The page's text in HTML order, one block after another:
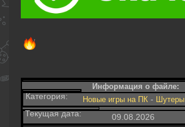
Информация о файле:
Категория: Новые игры на ПК- Шутеры‎
Текущая дата: 09.08.2026